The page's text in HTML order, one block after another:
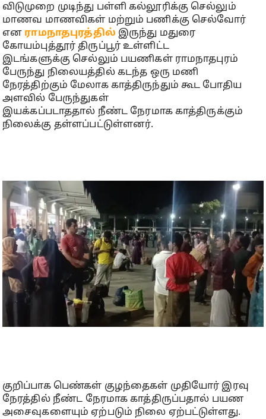
விடுமுறை முடிந்து பள்ளி கல்லூரிக்கு செல்லும்
மாணவ மாணவிகள் மற்றும் பணிக்கு செல்வோர்
என ராமநாதபுரத்தில் இருந்து மதுரை
கோயம்புத்தூர் திருப்பூர் உள்ளிட்ட
இடங்களுக்கு செல்லும் பயணிகள் ராமநாதபுரம்
பேருந்து நிலையத்தில் கடந்த ஒரு மணி
நேரத்திற்கும் மேலாக காத்திருந்தும் கூட போதிய
அளவில் பேருந்துகள்
இயக்கப்படாததால் நீண்ட நேரமாக காத்திருக்கும்
நிலைக்கு தள்ளப்பட்டுள்ளனர்.
குறிப்பாக பெண்கள் குழந்தைகள் முதியோர் இரவு
நேரத்தில் நீண்ட நேரமாக காத்திருப்பதால் பயண
அசைவுகளையும் ஏற்படும் நிலை ஏற்பட்டுள்ளது.